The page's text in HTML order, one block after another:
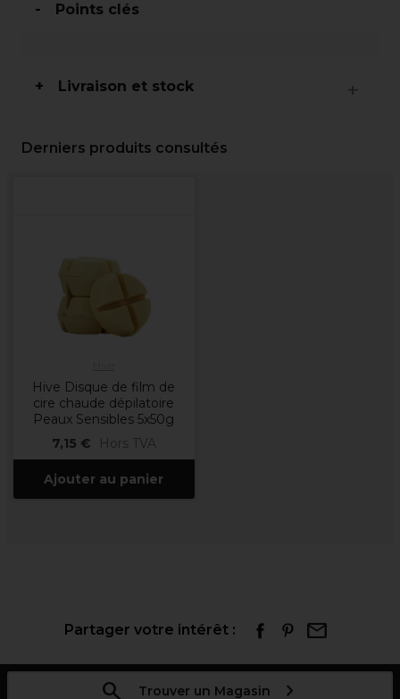
Points clés
Livraison et stock
Derniers produits consultés
Hive Disque de film de
cire chaude dépilatoire
Peaux Sensibles 5x50g
7,15 €
Hors TVA
Ajouter au panier
Partager votre intérêt :
Trouver un Magasin